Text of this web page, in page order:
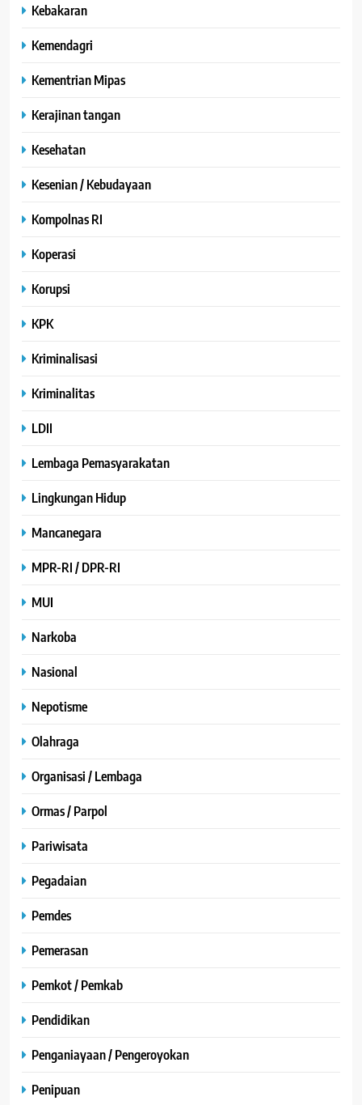
Kebakaran
Kemendagri
Kementrian Mipas
Kerajinan tangan
Kesehatan
Kesenian / Kebudayaan
Kompolnas RI
Koperasi
Korupsi
KPK
Kriminalisasi
Kriminalitas
LDII
Lembaga Pemasyarakatan
Lingkungan Hidup
Mancanegara
MPR-RI / DPR-RI
MUI
Narkoba
Nasional
Nepotisme
Olahraga
Organisasi / Lembaga
Ormas / Parpol
Pariwisata
Pegadaian
Pemdes
Pemerasan
Pemkot / Pemkab
Pendidikan
Penganiayaan / Pengeroyokan
Penipuan